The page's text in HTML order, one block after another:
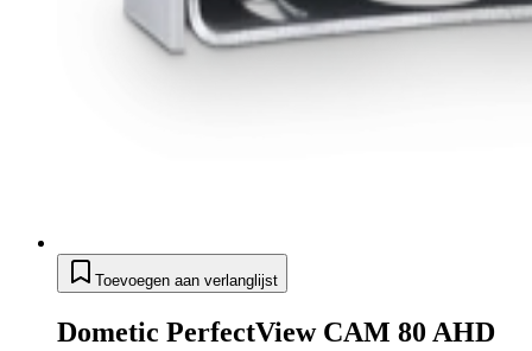
Toevoegen aan verlanglijst
Dometic PerfectView CAM 80 AHD